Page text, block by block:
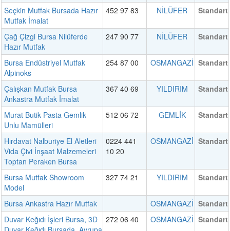
Seçkin Mutfak Bursada Hazır
Mutfak İmalat
452 97 83 NİLÜFER Standart
Çağ Çizgi Bursa Nilüferde
Hazır Mutfak
247 90 77 NİLÜFER Standart
Bursa Endüstriyel Mutfak
Alpinoks
254 87 00 OSMANGAZİ Standart
Çalışkan Mutfak Bursa
Ankastra Mutfak İmalat
367 40 69 YILDIRIM Standart
Murat Butik Pasta Gemlik
Unlu Mamülleri
512 06 72 GEMLİK Standart
Hırdavat Nalburiye El Aletleri
Vida Çivi İnşaat Malzemeleri
Toptan Peraken Bursa
0224 441
10 20
OSMANGAZİ Standart
Bursa Mutfak Showroom
Model
327 74 21 YILDIRIM Standart
Bursa Ankastra Hazır Mutfak OSMANGAZİ Standart
Duvar Keğıdı İşleri Bursa, 3D
272 06 40 OSMANGAZİ Standart